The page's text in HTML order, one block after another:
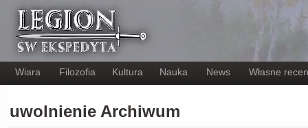
Wiara Filozofia Kultura Nauka News Własne
uwolnienie Archiwum